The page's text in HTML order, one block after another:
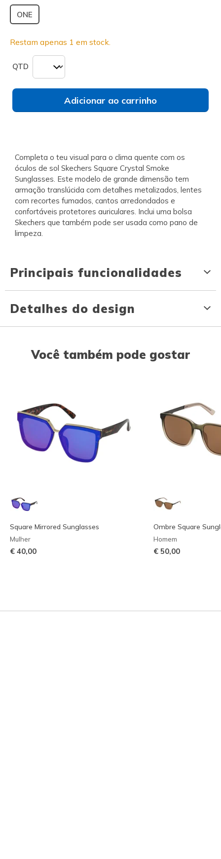
ONE
Restam apenas 1 em stock.
QTD
Adicionar ao carrinho
Completa o teu visual para o clima quente com os
óculos de sol Skechers Square Crystal Smoke
Sunglasses. Este modelo de grande dimensão tem
armação translúcida com detalhes metalizados, lentes
com recortes fumados, cantos arredondados e
confortáveis protetores auriculares. Inclui uma bolsa
Skechers que também pode ser usada como pano de
limpeza.
Principais funcionalidades
Detalhes do design
Você também pode gostar
Square Mirrored Sunglasses
Mulher
€ 40,00
Ombre Square
Homem
€ 50,00